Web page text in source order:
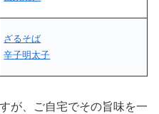
ざるそば
辛子明太子
が、ご自宅でその旨味を一